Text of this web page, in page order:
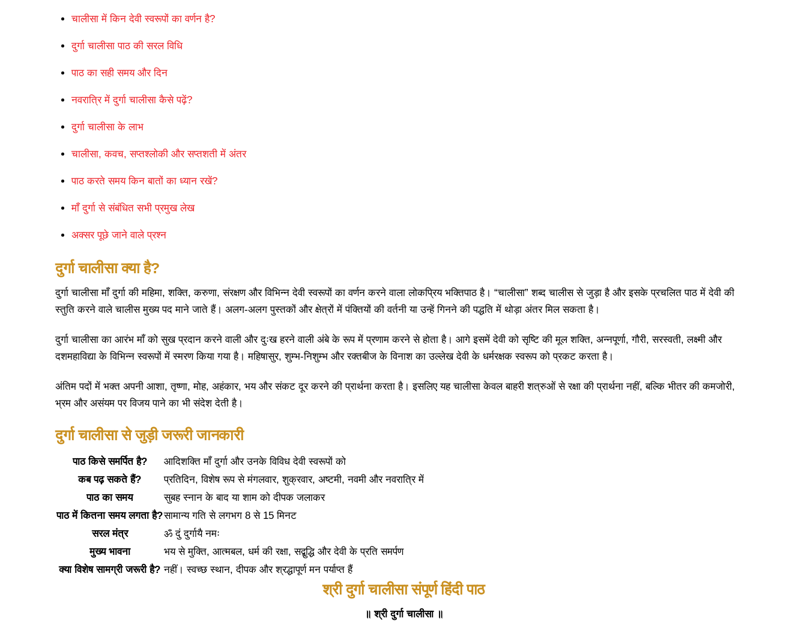
चालीसा में किन देवी स्वरूपों का वर्णन है?
दुर्गा चालीसा पाठ की सरल विधि
पाठ का सही समय और दिन
नवरात्रि में दुर्गा चालीसा कैसे पढ़ें?
दुर्गा चालीसा के लाभ
चालीसा, कवच, सप्तश्लोकी और सप्तशती में अंतर
पाठ करते समय किन बातों का ध्यान रखें?
माँ दुर्गा से संबंधित सभी प्रमुख लेख
अक्सर पूछे जाने वाले प्रश्न
दुर्गा चालीसा क्या है?
दुर्गा चालीसा माँ दुर्गा की महिमा, शक्ति, करुणा, संरक्षण और विभिन्न देवी स्वरूपों का वर्णन करने वाला लोकप्रिय भक्तिपाठ है। “चालीसा” शब्द चालीस से जुड़ा है और इसके प्रचलित पाठ में देवी की
स्तुति करने वाले चालीस मुख्य पद माने जाते हैं। अलग-अलग पुस्तकों और क्षेत्रों में पंक्तियों की वर्तनी या उन्हें गिनने की पद्धति में थोड़ा अंतर मिल सकता है।
दुर्गा चालीसा का आरंभ माँ को सुख प्रदान करने वाली और दुःख हरने वाली अंबे के रूप में प्रणाम करने से होता है। आगे इसमें देवी को सृष्टि की मूल शक्ति, अन्नपूर्णा, गौरी, सरस्वती, लक्ष्मी और
दशमहाविद्या के विभिन्न स्वरूपों में स्मरण किया गया है। महिषासुर, शुम्भ-निशुम्भ और रक्तबीज के विनाश का उल्लेख देवी के धर्मरक्षक स्वरूप को प्रकट करता है।
अंतिम पदों में भक्त अपनी आशा, तृष्णा, मोह, अहंकार, भय और संकट दूर करने की प्रार्थना करता है। इसलिए यह चालीसा केवल बाहरी शत्रुओं से रक्षा की प्रार्थना नहीं, बल्कि भीतर की कमजोरी,
भ्रम और असंयम पर विजय पाने का भी संदेश देती है।
दुर्गा चालीसा से जुड़ी जरूरी जानकारी
पाठ किसे समर्पित है?
आदिशक्ति माँ दुर्गा और उनके विविध देवी स्वरूपों को
कब पढ़ सकते हैं?
प्रतिदिन, विशेष रूप से मंगलवार, शुक्रवार, अष्टमी, नवमी और नवरात्रि में
पाठ का समय
सुबह स्नान के बाद या शाम को दीपक जलाकर
पाठ में कितना समय लगता है?सामान्य गति से लगभग 8 से 15 मिनट
सरल मंत्र
ॐ दुं दुर्गायै नमः
मुख्य भावना
भय से मुक्ति, आत्मबल, धर्म की रक्षा, सद्बुद्धि और देवी के प्रति समर्पण
क्या विशेष सामग्री जरूरी है? नहीं। स्वच्छ स्थान, दीपक और श्रद्धापूर्ण मन पर्याप्त हैं
श्री दुर्गा चालीसा संपूर्ण हिंदी पाठ
॥ श्री दुर्गा चालीसा ॥